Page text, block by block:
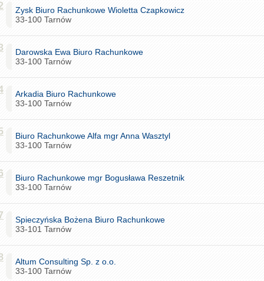
Zysk Biuro Rachunkowe Wioletta Czapkowicz
33-100 Tarnów
Darowska Ewa Biuro Rachunkowe
33-100 Tarnów
Arkadia Biuro Rachunkowe
33-100 Tarnów
Biuro Rachunkowe Alfa mgr Anna Wasztyl
33-100 Tarnów
Biuro Rachunkowe mgr Bogusława Reszetnik
33-100 Tarnów
Spieczyńska Bożena Biuro Rachunkowe
33-101 Tarnów
Altum Consulting Sp. z o.o.
33-100 Tarnów